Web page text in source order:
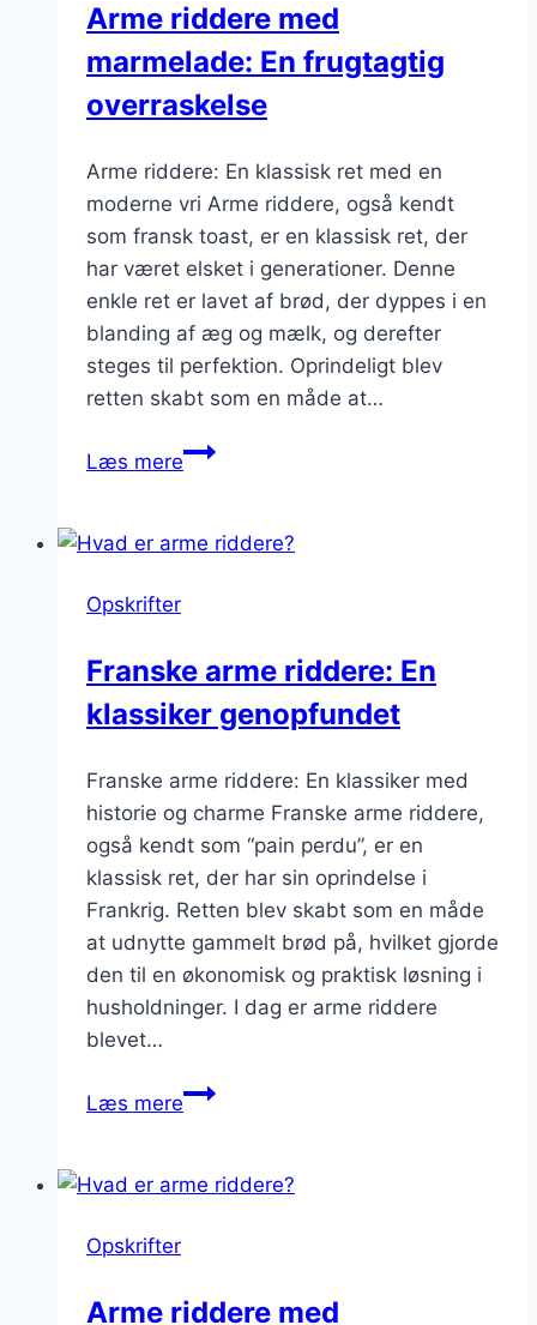
Arme riddere med
marmelade: En frugtagtig
overraskelse
Arme riddere: En klassisk ret med en
moderne vri Arme riddere, også kendt
som fransk toast, er en klassisk ret, der
har været elsket i generationer. Denne
enkle ret er lavet af brød, der dyppes i en
blanding af æg og mælk, og derefter
steges til perfektion. Oprindeligt blev
retten skabt som en måde at…
Læs mereArme
marmelade:
Opskrifter
Franske arme riddere: En
klassiker genopfundet
Franske arme riddere: En klassiker med
historie og charme Franske arme riddere,
også kendt som “pain perdu”, er en
klassisk ret, der har sin oprindelse i
Frankrig. Retten blev skabt som en måde
at udnytte gammelt brød på, hvilket gjorde
den til en økonomisk og praktisk løsning i
husholdninger. I dag er arme riddere
blevet…
Læs mereFranske
En
Opskrifter
Arme riddere med